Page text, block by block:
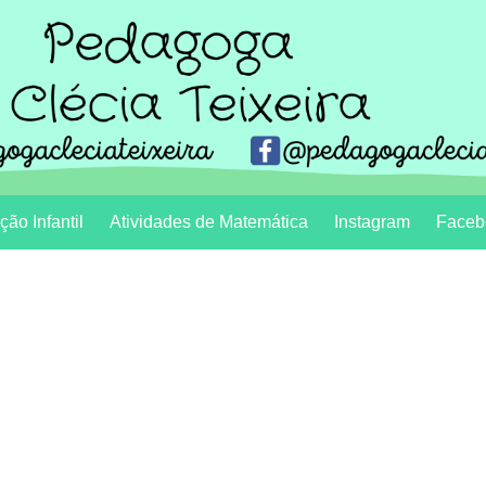
Infantil Atividades de Matemática Instagram